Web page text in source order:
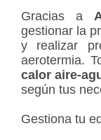
Gracias a
gestionar la
y realizar
aerotermia.
calor aire-
según tus
Gestiona tu